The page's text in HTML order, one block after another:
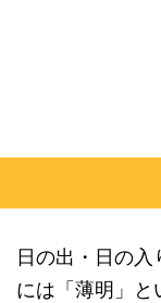
日の出・日の
には「薄明」と